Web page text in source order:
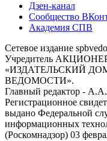
Дзен-канал
Сообщество
Академия СПВ
Сетевое издание
Учредитель
«ИЗДАТЕЛЬСКИЙ
ВЕДОМОСТИ».
Главный редактор -
Регистрационное
выдано Федеральной
информационных
(Роскомнадзор) 03